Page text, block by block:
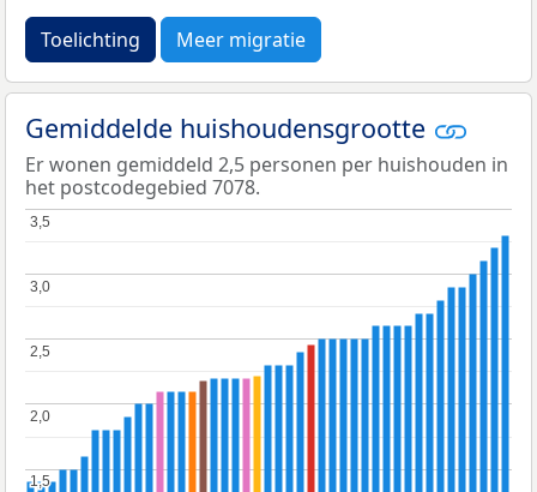
Toelichting Meer migratie
Gemiddelde huishoudensgrootte
Er wonen gemiddeld 2,5 personen per huishouden in
het postcodegebied 7078.
1,5
1,5
2,0
2,0
2,5
2,5
3,0
3,0
3,5
3,5